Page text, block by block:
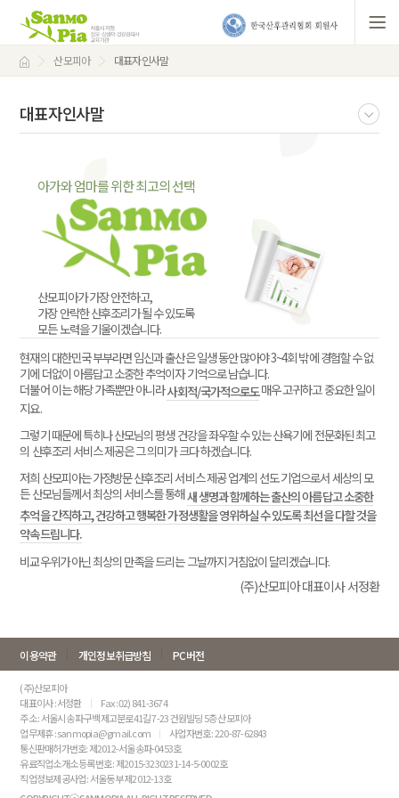
산모피아 대표자인사말
대표자인사말
아가와 엄마를 위한 최고의 선택
산모피아가 가장 안전하고,
가장 안락한 산후조리가 될 수 있도록
모든 노력을 기울이겠습니다.
현재의 대한민국 부부라면 임신과 출산은 일생 동안 많아야 3~4회 밖에 경험할 수 없
기에 더없이 아름답고 소중한 추억이자 기억으로 남습니다.
더불어 이는 해당 가족뿐만 아니라사회적/국가적으로도매우 고귀하고 중요한 일이
지요.
그렇기 때문에 특히나 산모님의 평생 건강을 좌우할 수 있는 산욕기에 전문화된 최고
의 산후조리 서비스 제공은 그 의미가 크다 하겠습니다.
저희 산모피아는 가정방문 산후조리 서비스 제공 업계의 선도 기업으로서 세상의 모
든 산모님들께서 최상의 서비스를 통해새 생명과 함께하는 출산의 아름답고 소중한
추억을 간직하고, 건강하고 행복한 가정생활을 영위하실 수 있도록 최선을 다할 것을
약속드립니다.
비교우위가 아닌 최상의 만족을 드리는 그날까지 거침없이 달리겠습니다.
(주)산모피아 대표이사 서정환
이용약관 개인정보취급방침 PC버전
(주)산모피아
대표이사 : 서정환
Fax : 02) 841-3674
주소 : 서울시 송파구 백제고분로41길 7-23 건원빌딩 5층 산모피아
업무제휴 : sanmopia@gmail.com
사업자번호 : 220-87-62843
통신판매허가번호: 제2012-서울송파-0453호
유료직업소개소 등록번호 : 제2015-3230231-14-5-0002호
직업정보제공사업 : 서울동부 제2012-13호